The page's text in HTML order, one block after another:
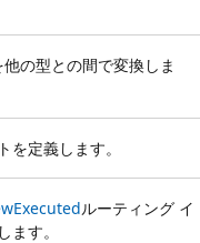
の型との間で変換しま
を定義します。
ルーティング イ
す。